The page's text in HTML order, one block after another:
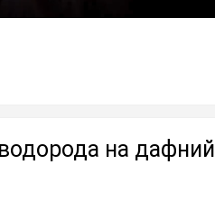
на дафний